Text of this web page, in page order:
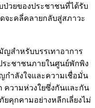
ป่วยของประชาชนที่ได้รับ
จะคลี่คลายกลับสู่สภาวะ
ญสำหรับบรรเทาอาการ
ระชาชนภายในศูนย์พักพิง
กำลังใจและความเชื่อมั่น
ความห่วงใยซึ่งกันและกัน
ยคุกคามอย่างหลีกเลี่ยงไม่